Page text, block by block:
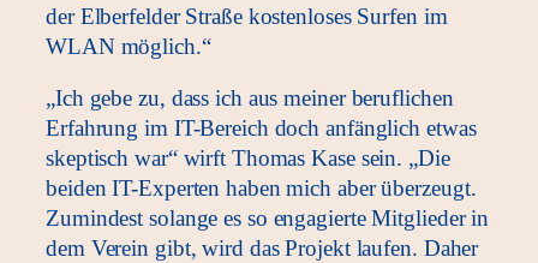
der Elberfelder Straße kostenloses Surfen im
WLAN möglich.“
„Ich gebe zu, dass ich aus meiner beruflichen
Erfahrung im IT-Bereich doch anfänglich etwas
skeptisch war“ wirft Thomas Kase sein. „Die
beiden IT-Experten haben mich aber überzeugt.
Zumindest solange es so engagierte Mitglieder in
dem Verein gibt, wird das Projekt laufen. Daher